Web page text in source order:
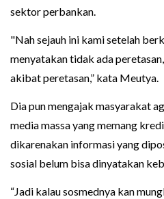
sektor perbankan.
"Nah sejauh ini kami setelah
menyatakan tidak ada
akibat peretasan,” kata Meutya.
Dia pun mengajak masyarakat
media massa yang memang
dikarenakan informasi yang
sosial belum bisa dinyatakan
“Jadi kalau sosmednya kan